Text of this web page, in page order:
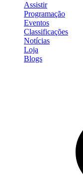
Assistir
Programação
Eventos
Classificações
Notícias
Loja
Blogs